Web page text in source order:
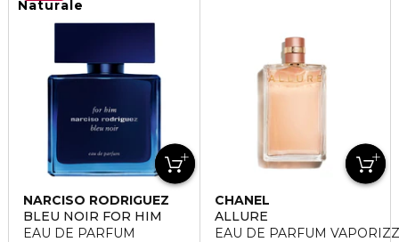
Naturale
NARCISO RODRIGUEZ
BLEU NOIR FOR HIM
EAU DE PARFUM
CHANEL
ALLURE
EAU DE PARFUM